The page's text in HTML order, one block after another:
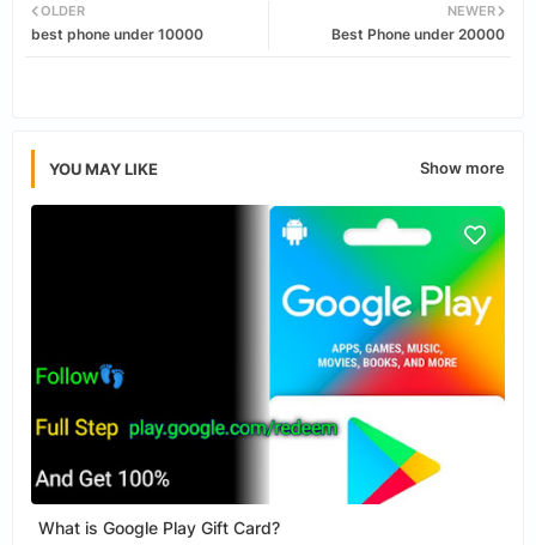
ats
NEWER
Best Phone under 20000
OLDER
best phone under 10000
YOU MAY LIKE Show more
What is Google Play Gift Card?